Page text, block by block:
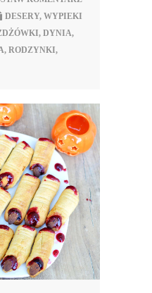
DESERY, WYPIEKI
, DYNIA,
, RODZYNKI,